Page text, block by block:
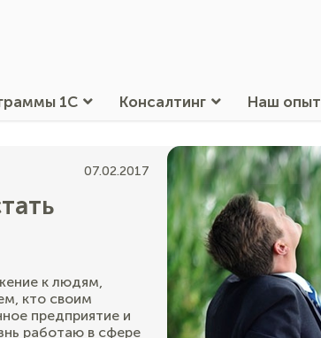
1С Консалтинг Наш опыт
07.02.2017
к людям,
кто своим
предприятие и
работаю в сфере